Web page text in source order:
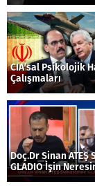
CIA’sal Psikolojik
Çalışmaları
Doç.Dr Sinan
GLADIO İşin